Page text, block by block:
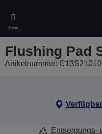
main
content
Menü
Flushing Pad
Artikelnummer:
Entsorgungs-